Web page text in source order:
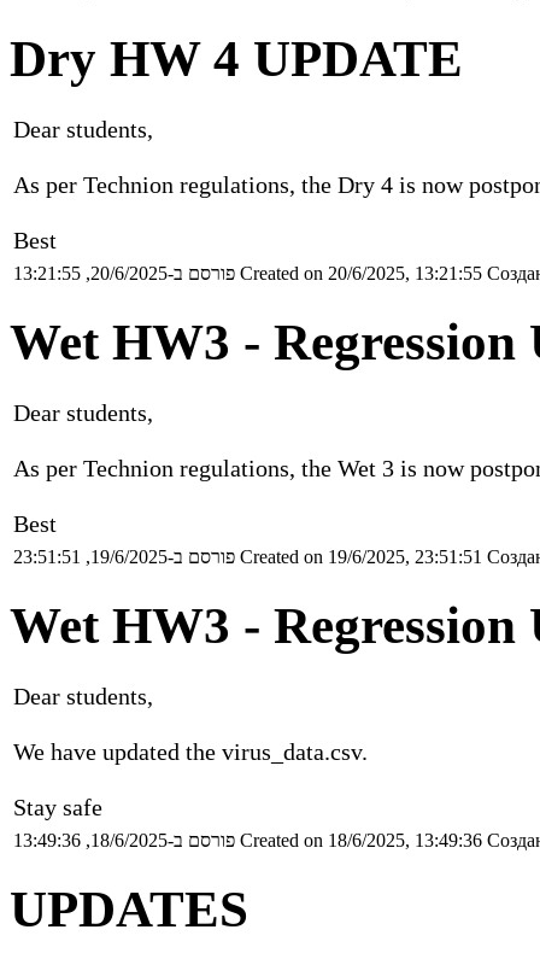
Dry HW 4 UPDATE
Dear students,
As per Technion regulations, the Dry 4 is now
Best
פורסם ב-20/6/2025, 13:21:55 Created on 20/6/2025, 13:21:55
Wet HW3 - Regression
Dear students,
As per Technion regulations, the Wet 3 is now
Best
פורסם ב-19/6/2025, 23:51:51 Created on 19/6/2025, 23:51:51
Wet HW3 - Regression
Dear students,
We have updated the virus_data.csv.
Stay safe
פורסם ב-18/6/2025, 13:49:36 Created on 18/6/2025, 13:49:36
UPDATES